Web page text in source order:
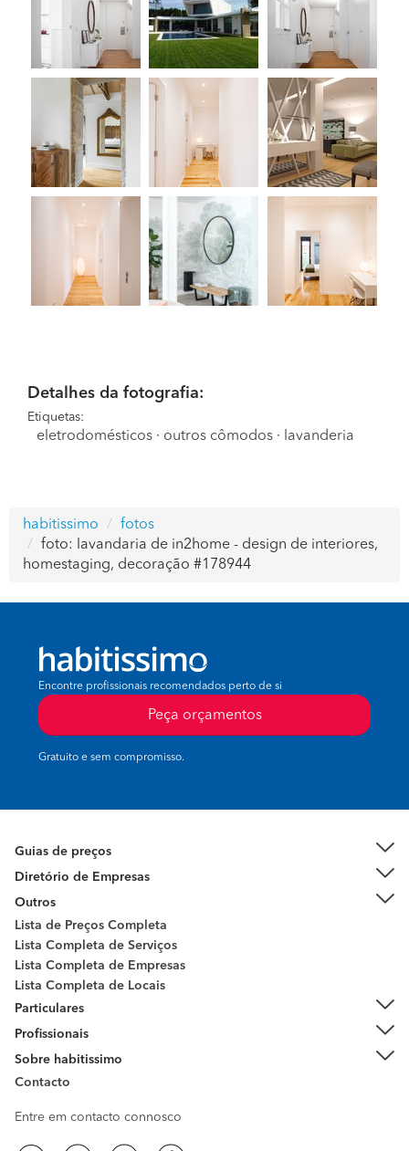
Detalhes da fotografia:
Etiquetas:
eletrodomésticos · outros cômodos · lavanderia
habitissimo
fotos
foto: lavandaria de in2home - design de interiores,
homestaging, decoração #178944
Encontre profissionais recomendados perto de si
Peça orçamentos
Gratuito e sem compromisso.
Guias de preços
Diretório de Empresas
Outros
Lista de Preços Completa
Lista Completa de Serviços
Lista Completa de Empresas
Lista Completa de Locais
Particulares
Profissionais
Sobre habitissimo
Contacto
Entre em contacto connosco